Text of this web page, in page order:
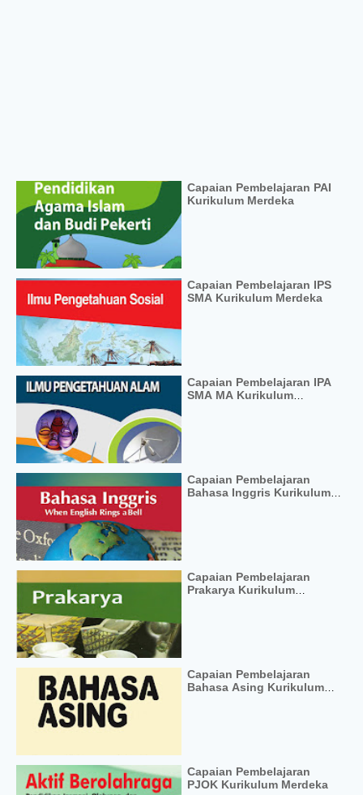
Capaian Pembelajaran PAI
Kurikulum Merdeka
Capaian Pembelajaran IPS
SMA Kurikulum Merdeka
Capaian Pembelajaran IPA
SMA MA Kurikulum
Capaian Pembelajaran
Bahasa Inggris Kurikulum
Capaian Pembelajaran
Prakarya Kurikulum
Capaian Pembelajaran
Bahasa Asing Kurikulum
Capaian Pembelajaran
PJOK Kurikulum Merdeka